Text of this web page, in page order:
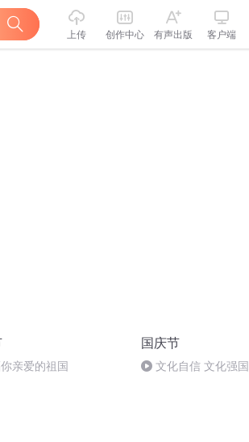
上传 创作中心 有声出版 客户端
亲爱的祖国
国庆节
文化自信 文化强国